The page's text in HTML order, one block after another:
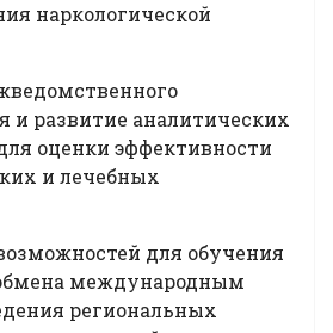
наркологической
и развитие аналитических
оценки эффективности
и лечебных
для обучения
международным
региональных